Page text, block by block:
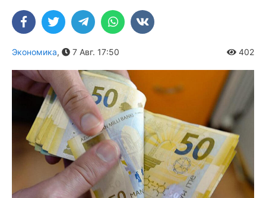
Экономика, 7 Авг. 17:50 402